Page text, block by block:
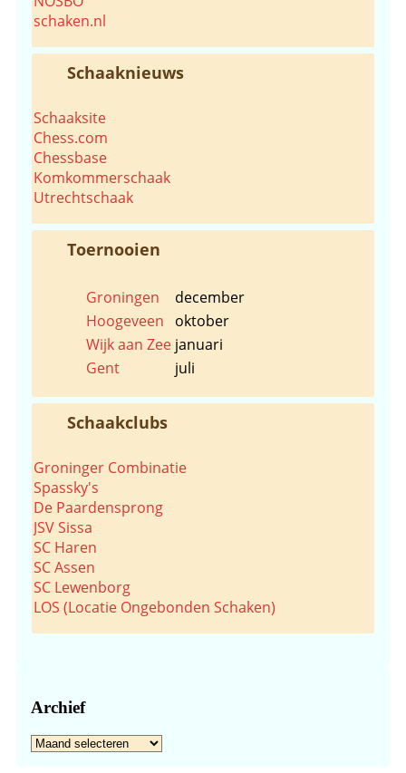
schaken.nl
Schaaknieuws
Schaaksite
Chess.com
Chessbase
Komkommerschaak
Utrechtschaak
Toernooien
Groningen
december
Hoogeveen
oktober
Wijk aan Zee januari
Gent
juli
Schaakclubs
Groninger Combinatie
Spassky's
De Paardensprong
JSV Sissa
SC Haren
SC Assen
SC Lewenborg
LOS (Locatie Ongebonden Schaken)
Archief
Archief